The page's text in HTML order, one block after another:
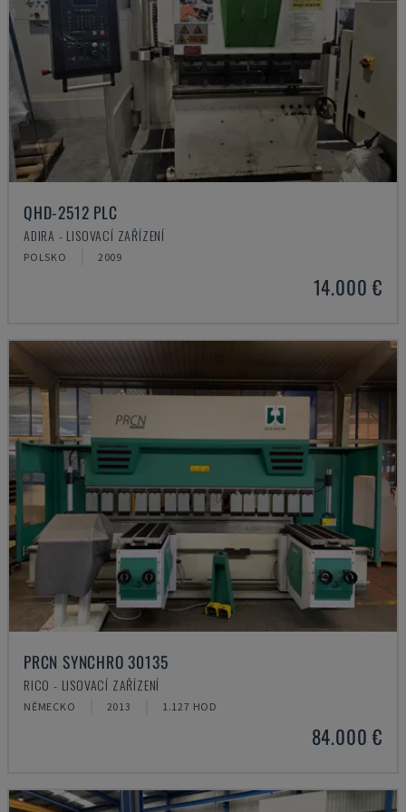
QHD-2512 PLC
ADIRA - LISOVACÍ ZAŘÍZENÍ
POLSKO 2009
14.000 €
PRCN SYNCHRO 30135
RICO - LISOVACÍ ZAŘÍZENÍ
NĚMECKO 2013 1.127 HOD
84.000 €